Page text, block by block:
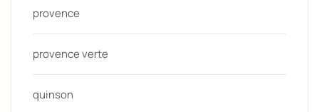
provence
provence verte
quinson